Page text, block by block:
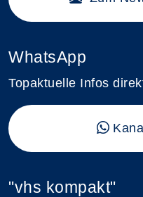
WhatsApp
Topaktuelle Infos
"vhs kompakt"